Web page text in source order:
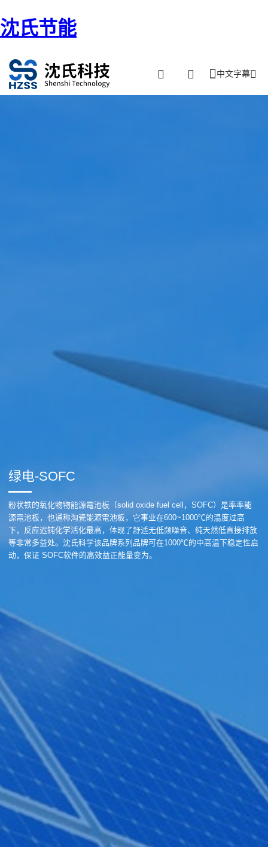
沈氏节能
中文字幕
绿电-SOFC
粉状铁的氧化物物能源電池板（solid oxide fuel cell，SOFC）是率率能
源電池板，也通称淘瓷能源電池板，它事业在600~1000℃的温度过高
下，反应迟钝化学活化最高，体现了舒适无低频噪音、纯天然低直接排放
等非常多益处。沈氏科学该品牌系列品牌可在1000℃的中高温下稳定性启
动，保证 SOFC软件的高效益正能量变为。